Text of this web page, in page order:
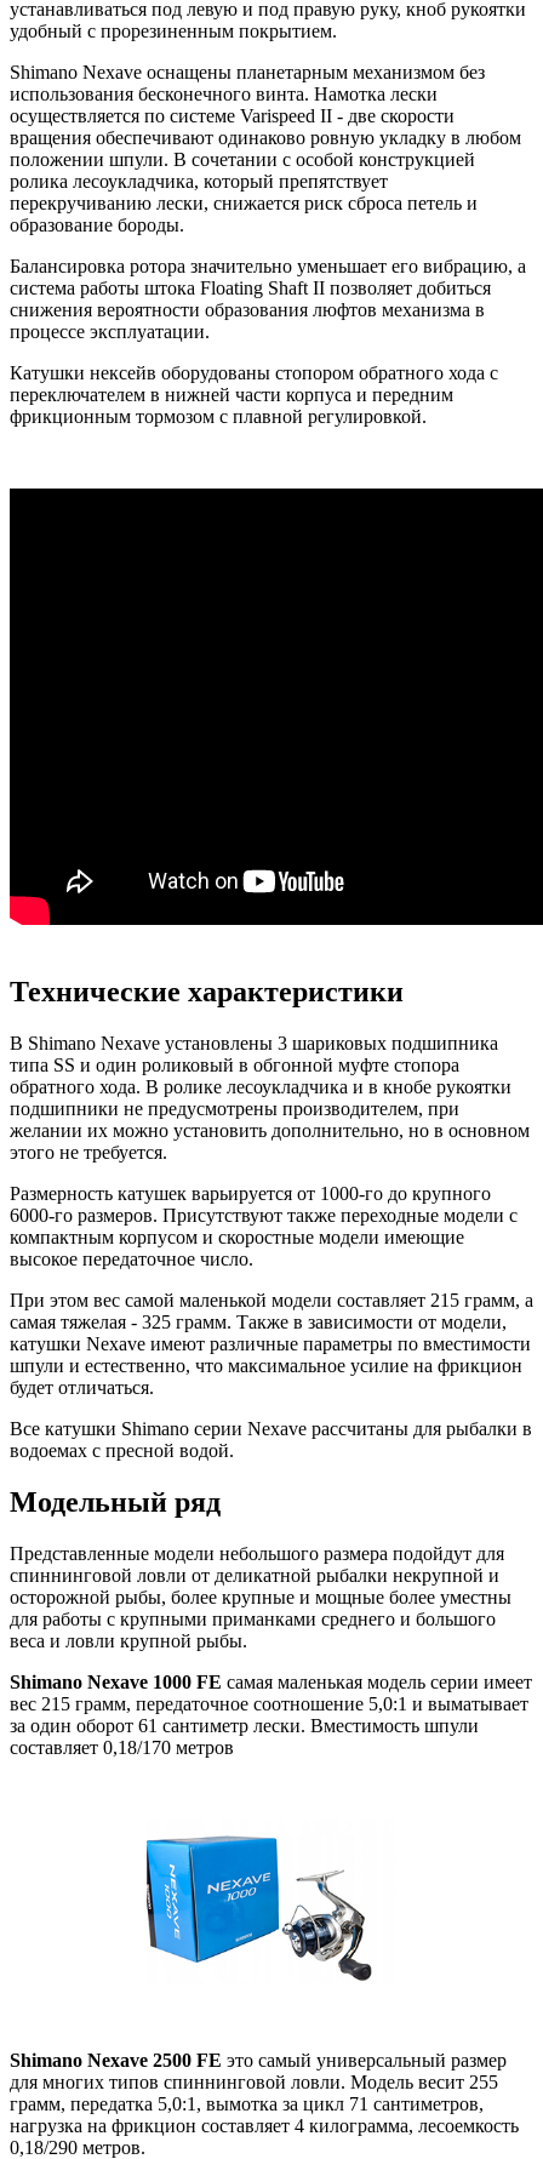
устанавливаться под левую и под правую руку, кноб рукоятки
удобный с прорезиненным покрытием.
Shimano Nexave оснащены планетарным механизмом без
использования бесконечного винта. Намотка лески
осуществляется по системе Varispeed II - две скорости
вращения обеспечивают одинаково ровную укладку в любом
положении шпули. В сочетании с особой конструкцией
ролика лесоукладчика, который препятствует
перекручиванию лески, снижается риск сброса петель и
образование бороды.
Балансировка ротора значительно уменьшает его вибрацию, а
система работы штока Floating Shaft II позволяет добиться
снижения вероятности образования люфтов механизма в
процессе эксплуатации.
Катушки нексейв оборудованы стопором обратного хода с
переключателем в нижней части корпуса и передним
фрикционным тормозом с плавной регулировкой.
Технические характеристики
В Shimano Nexave установлены 3 шариковых подшипника
типа SS и один роликовый в обгонной муфте стопора
обратного хода. В ролике лесоукладчика и в кнобе рукоятки
подшипники не предусмотрены производителем, при
желании их можно установить дополнительно, но в основном
этого не требуется.
Размерность катушек варьируется от 1000-го до крупного
6000-го размеров. Присутствуют также переходные модели с
компактным корпусом и скоростные модели имеющие
высокое передаточное число.
При этом вес самой маленькой модели составляет 215 грамм, а
самая тяжелая - 325 грамм. Также в зависимости от модели,
катушки Nexave имеют различные параметры по вместимости
шпули и естественно, что максимальное усилие на фрикцион
будет отличаться.
Все катушки Shimano серии Nexave рассчитаны для рыбалки в
водоемах с пресной водой.
Модельный ряд
Представленные модели небольшого размера подойдут для
спиннинговой ловли от деликатной рыбалки некрупной и
осторожной рыбы, более крупные и мощные более уместны
для работы с крупными приманками среднего и большого
веса и ловли крупной рыбы.
Shimano Nexave 1000 FE самая маленькая модель серии имеет
вес 215 грамм, передаточное соотношение 5,0:1 и выматывает
за один оборот 61 сантиметр лески. Вместимость шпули
составляет 0,18/170 метров
Shimano Nexave 2500 FE это самый универсальный размер
для многих типов спиннинговой ловли. Модель весит 255
грамм, передатка 5,0:1, вымотка за цикл 71 сантиметров,
нагрузка на фрикцион составляет 4 килограмма, лесоемкость
0,18/290 метров.